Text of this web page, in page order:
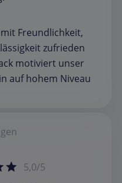
Freundlichkeit,
zufrieden
motiviert unser
auf hohem Niveau
5,0/5